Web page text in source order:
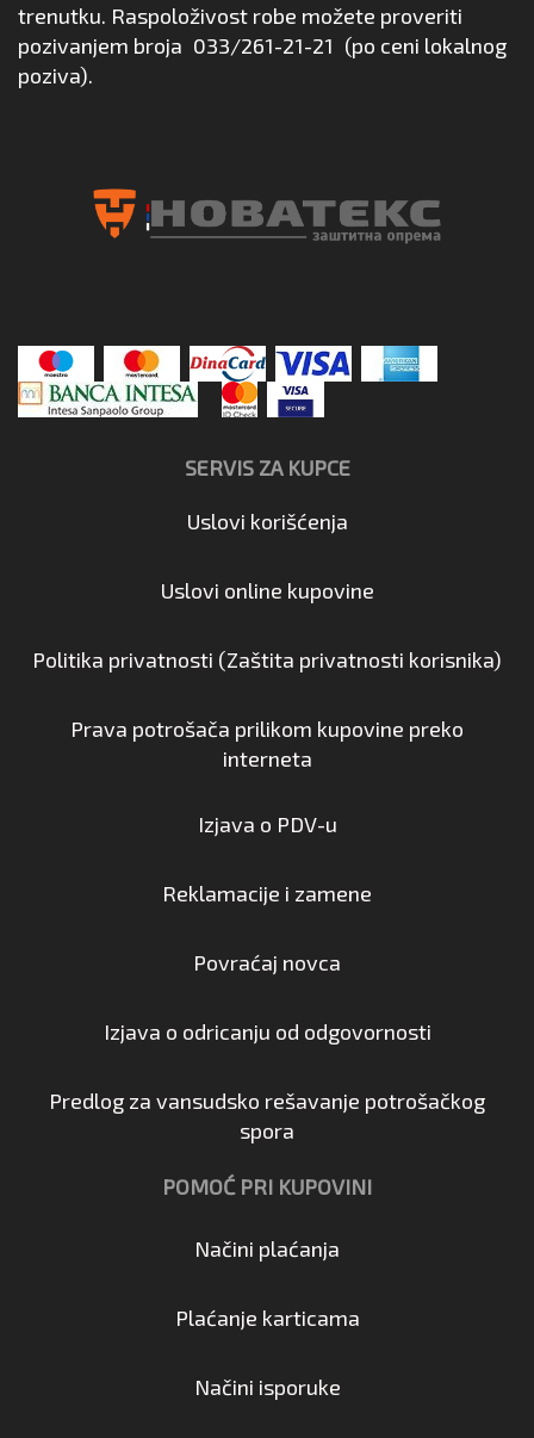
trenutku. Raspoloživost robe možete proveriti
pozivanjem broja 033/261-21-21 (po ceni lokalnog
poziva).
SERVIS ZA KUPCE
Uslovi korišćenja
Uslovi online kupovine
Politika privatnosti (Zaštita privatnosti korisnika)
Prava potrošača prilikom kupovine preko
interneta
Izjava o PDV-u
Reklamacije i zamene
Povraćaj novca
Izjava o odricanju od odgovornosti
Predlog za vansudsko rešavanje potrošačkog
spora
POMOĆ PRI KUPOVINI
Načini plaćanja
Plaćanje karticama
Načini isporuke